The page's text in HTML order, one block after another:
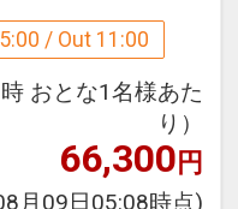
時間
出雲大社』は
訪れていただき
心が浄化される
ること間違えな
り、『二礼四拍
１時間
代の日本画の名
庭園が非常に有
庭園専門誌「ジ
ーズ・ガーデ
分
現存天守は国
定されていま
名で、『日本さ
都市景観１００
たりお休み頂
ではお客様へ清
提供するため 〈
適な眠り 〉を長
たり疲れを癒せ
ご利用可能！
/ Out 11:00
おとな1名様あた
り）
66,300円
月09日05:08時点)